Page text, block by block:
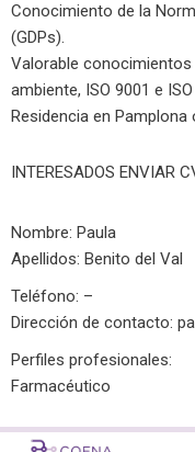
Conocimiento de la
(GDPs).
Valorable
ambiente, ISO 9001 e
Residencia en Pamplona
INTERESADOS ENVIAR
Nombre: Paula
Apellidos: Benito del Val
Teléfono: –
Dirección de contacto:
Perfiles profesionales:
Farmacéutico